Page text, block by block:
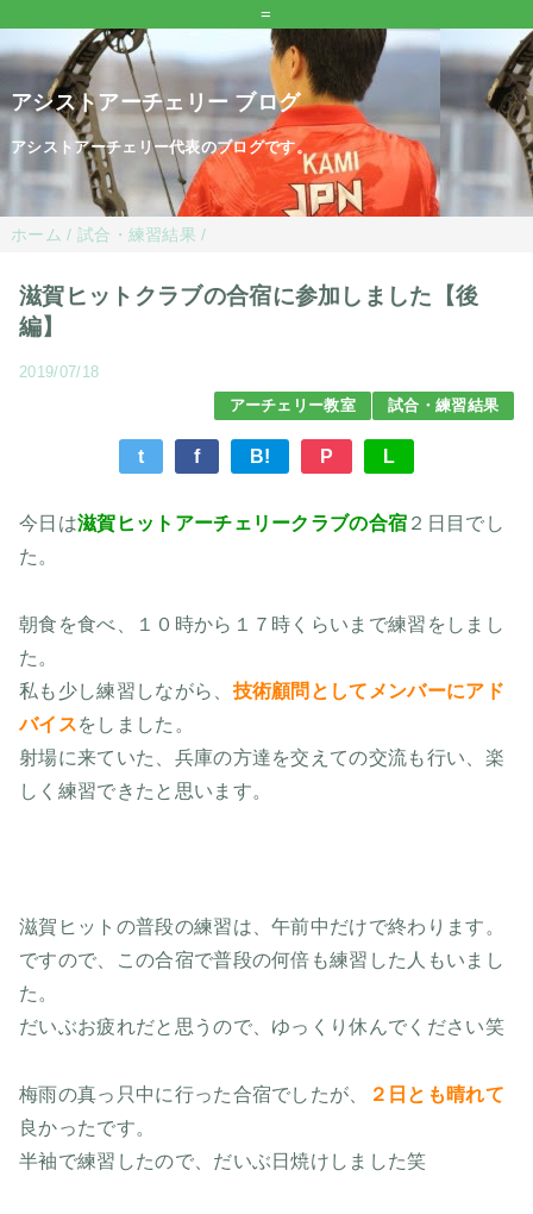
=
アシストアーチェリー ブログ
アシストアーチェリー代表のブログです。
ホーム / 試合・練習結果 /
滋賀ヒットクラブの合宿に参加しました【後
編】
2019/07/18
アーチェリー教室
試合・練習結果
t f B! P L
今日は滋賀ヒットアーチェリークラブの合宿 ２日目でし
た。
朝食を食べ、１０時から１７時くらいまで練習をしまし
た。
私も少し練習しながら、 技術顧問としてメンバーにアド
バイスをしました。
射場に来ていた、兵庫の方達を交えての交流も行い、楽
しく練習できたと思います。
滋賀ヒットの普段の練習は、午前中だけで終わります。
ですので、この合宿で普段の何倍も練習した人もいまし
た。
だいぶお疲れだと思うので、ゆっくり休んでください笑
梅雨の真っ只中に行った合宿でしたが、
２日とも晴れて
良かったです。
半袖で練習したので、だいぶ日焼けしました笑